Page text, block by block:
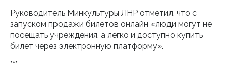
Руководитель Минкультуры ЛНР отметил, что с
запуском продажи билетов онлайн «люди могут не
посещать учреждения, а легко и доступно купить
билет через электронную платформу».
***